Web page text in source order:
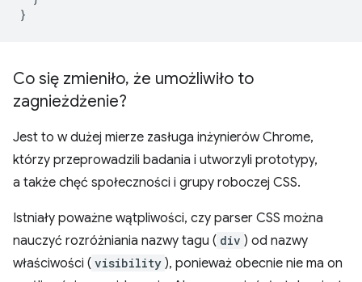
}
Co się zmieniło, że umożliwiło to
zagnieżdżenie?
Jest to w dużej mierze zasługa inżynierów Chrome,
którzy przeprowadzili badania i utworzyli prototypy,
a także chęć społeczności i grupy roboczej CSS.
Istniały poważne wątpliwości, czy parser CSS można
nauczyć rozróżniania nazwy tagu ( div ) od nazwy
właściwości ( visibility ), ponieważ obecnie nie ma on